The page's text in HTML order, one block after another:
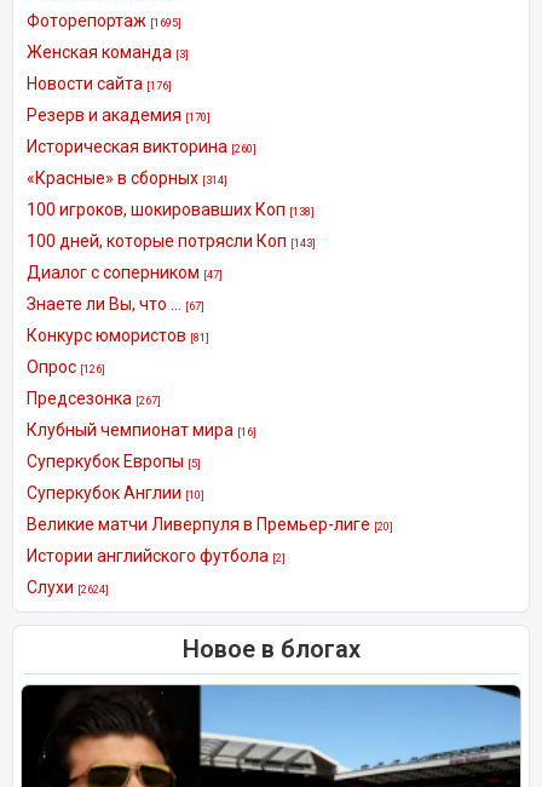
Фоторепортаж [1695]
Женская команда [3]
Новости сайта [176]
Резерв и академия [170]
Историческая викторина [260]
«Красные» в сборных [314]
100 игроков, шокировавших Коп [138]
100 дней, которые потрясли Коп [143]
Диалог с соперником [47]
Знаете ли Вы, что ... [67]
Конкурс юмористов [81]
Опрос [126]
Предсезонка [267]
Клубный чемпионат мира [16]
Суперкубок Европы [5]
Суперкубок Англии [10]
Великие матчи Ливерпуля в Премьер-лиге [20]
Истории английского футбола [2]
Слухи [2624]
Новое в блогах